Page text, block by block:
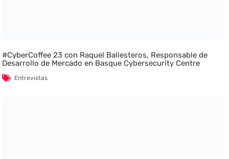
#CyberCoffee 23 con Raquel Ballesteros, Responsable de
Desarrollo de Mercado en Basque Cybersecurity Centre
Entrevistas